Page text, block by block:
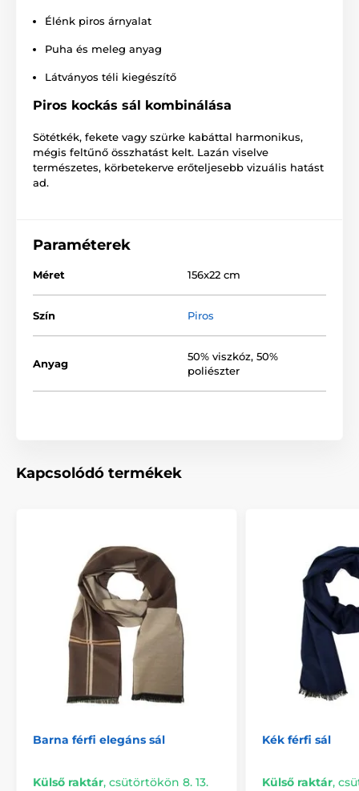
Élénk piros árnyalat
Puha és meleg anyag
Látványos téli kiegészítő
Piros kockás sál kombinálása
Sötétkék, fekete vagy szürke kabáttal harmonikus,
mégis feltűnő összhatást kelt. Lazán viselve
természetes, körbetekerve erőteljesebb vizuális hatást
ad.
Paraméterek
Méret 156x22 cm
Szín Piros
Anyag
50% viszkóz, 50%
poliészter
Kapcsolódó termékek
Barna férfi elegáns sál
Külső raktár, csütörtökön 8. 13.
Kék férfi sál
Külső raktár,